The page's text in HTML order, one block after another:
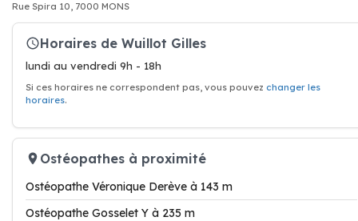
Rue Spira 10, 7000 MONS
Horaires de Wuillot Gilles
lundi au vendredi 9h - 18h
Si ces horaires ne correspondent pas, vous pouvez changer les
horaires.
Ostéopathes à proximité
Ostéopathe Véronique Derève à 143 m
Ostéopathe Gosselet Y à 235 m